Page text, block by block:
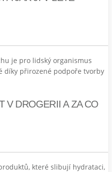
je pro lidský organismus
díky přirozené podpoře tvorby
V DROGERII A ZA CO
které slibují hydrataci,